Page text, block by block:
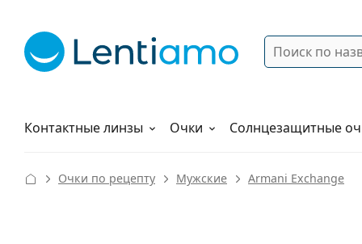
Поиск
Контактные линзы
Растворы Очки Солнцезащитные
Как заказать
Очки по рецепту Мужские Armani Exchange